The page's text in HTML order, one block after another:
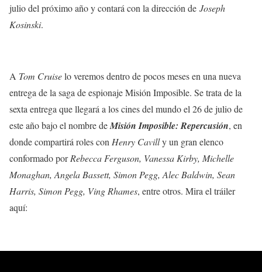
julio del próximo año y contará con la dirección de Joseph
Kosinski.
A Tom Cruiselo veremos dentro de pocos meses en una nueva
entrega de la saga de espionaje Misión Imposible. Se trata de la
sexta entrega que llegará a los cines del mundo el 26 de julio de
este año bajo el nombre deMisión Imposible: Repercusión, en
donde compartirá roles con Henry Cavilly un gran elenco
conformado porRebecca Ferguson, Vanessa Kirby, Michelle
Monaghan, Angela Bassett, Simon Pegg, Alec Baldwin, Sean
Harris, Simon Pegg, Ving Rhames, entre otros. Mira el tráiler
aquí: